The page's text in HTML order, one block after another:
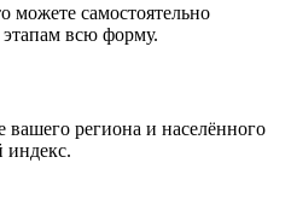
можете самостоятельно
этапам всю форму.
вашего региона и населённого
индекс.